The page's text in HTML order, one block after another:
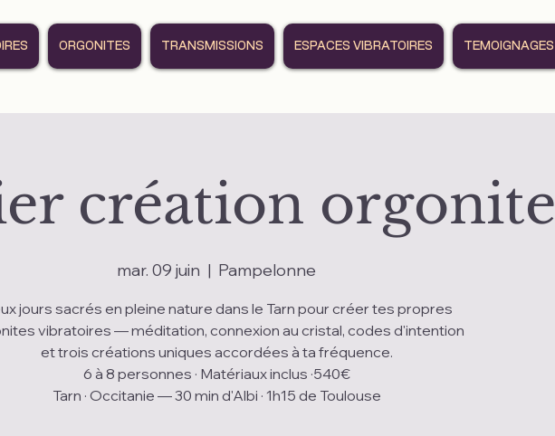
ORGONITES TRANSMISSIONS ESPACES VIBRATOIRES TEMOIGNAGES
création orgonite
mar. 09 juin
  |
Pampelonne
jours sacrés en pleine nature dans le Tarn pour créer tes propres
vibratoires — méditation, connexion au cristal, codes d'intention
et trois créations uniques accordées à ta fréquence.
6 à 8 personnes · Matériaux inclus ·540€
Tarn · Occitanie — 30 min d'Albi · 1h15 de Toulouse